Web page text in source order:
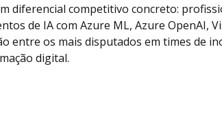
diferencial competitivo concreto:
de IA com Azure ML, Azure OpenAI,
entre os mais disputados em times de
digital.